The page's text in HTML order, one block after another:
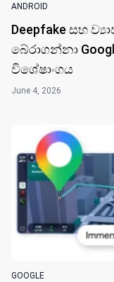
ANDROID
Deepfake සහ
බේරාගන්නා
විශේෂාංගය
June 4, 2026
GOOGLE